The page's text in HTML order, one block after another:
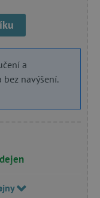
a
bez navýšení.